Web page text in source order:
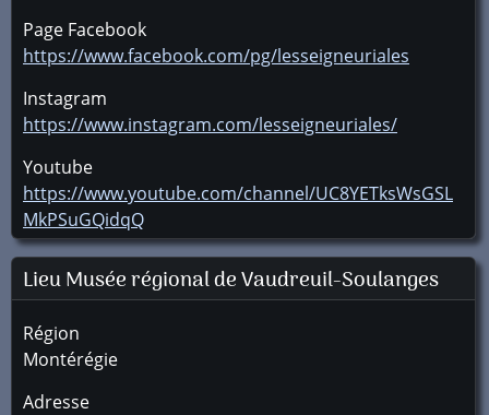
Page Facebook
https://www.facebook.com/pg/lesseigneuriales
Instagram
https://www.instagram.com/lesseigneuriales/
Youtube
https://www.youtube.com/channel/UC8YETksWsGSL
MkPSuGQidqQ
Lieu Musée régional de Vaudreuil-Soulanges
Région
Montérégie
Adresse